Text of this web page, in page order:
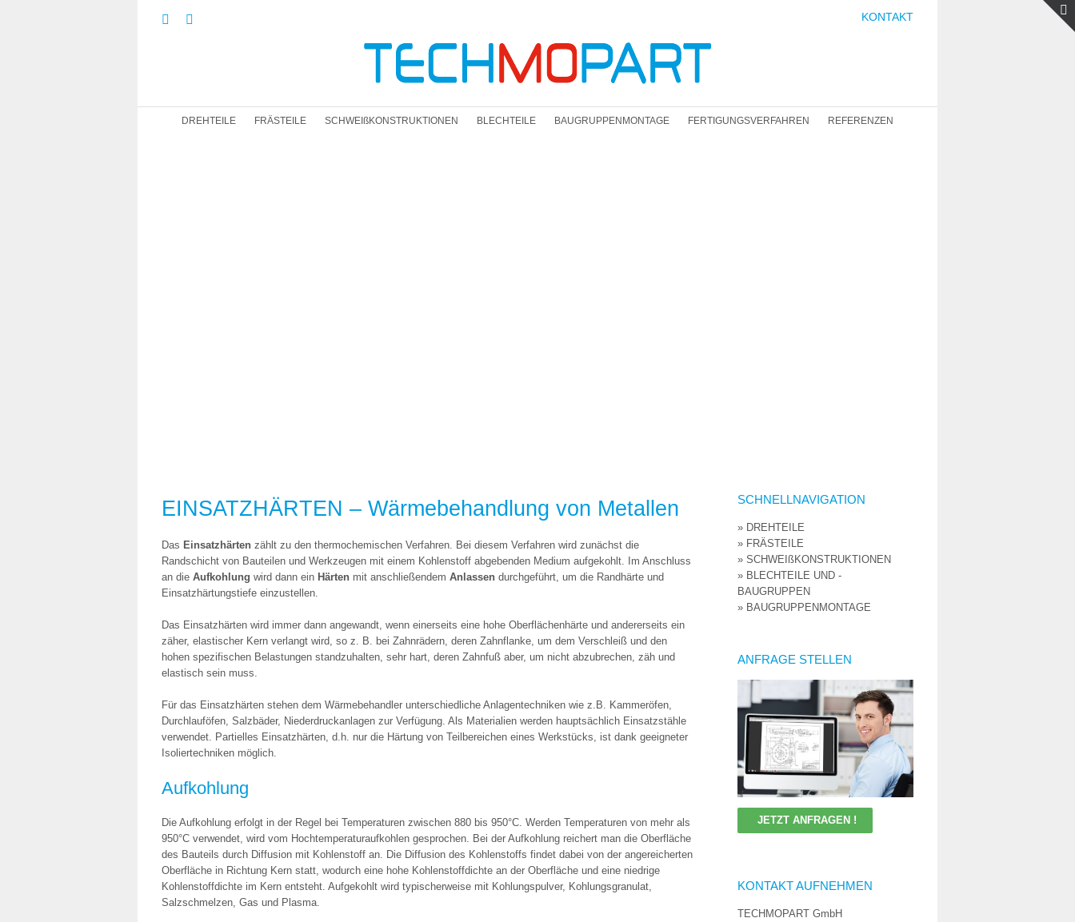
KONTAKT
DREHTEILE FRÄSTEILE SCHWEIßKONSTRUKTIONEN BLECHTEILE BAUGRUPPENMONTAGE FERTIGUNGSVERFAHREN REFERENZEN
EINSATZHÄRTEN – Wärmebehandlung von Metallen
Das Einsatzhärten zählt zu den thermochemischen Verfahren. Bei diesem Verfahren wird zunächst die
Randschicht von Bauteilen und Werkzeugen mit einem Kohlenstoff abgebenden Medium aufgekohlt. Im Anschluss
an die Aufkohlung wird dann ein Härten mit anschließendem Anlassen durchgeführt, um die Randhärte und
Einsatzhärtungstiefe einzustellen.
Das Einsatzhärten wird immer dann angewandt, wenn einerseits eine hohe Oberflächenhärte und andererseits ein
zäher, elastischer Kern verlangt wird, so z. B. bei Zahnrädern, deren Zahnflanke, um dem Verschleiß und den
hohen spezifischen Belastungen standzuhalten, sehr hart, deren Zahnfuß aber, um nicht abzubrechen, zäh und
elastisch sein muss.
Für das Einsatzhärten stehen dem Wärmebehandler unterschiedliche Anlagentechniken wie z.B. Kammeröfen,
Durchlauföfen, Salzbäder, Niederdruckanlagen zur Verfügung. Als Materialien werden hauptsächlich Einsatzstähle
verwendet. Partielles Einsatzhärten, d.h. nur die Härtung von Teilbereichen eines Werkstücks, ist dank geeigneter
Isoliertechniken möglich.
Aufkohlung
Die Aufkohlung erfolgt in der Regel bei Temperaturen zwischen 880 bis 950°C. Werden Temperaturen von mehr als
950°C verwendet, wird vom Hochtemperaturaufkohlen gesprochen. Bei der Aufkohlung reichert man die Oberfläche
des Bauteils durch Diffusion mit Kohlenstoff an. Die Diffusion des Kohlenstoffs findet dabei von der angereicherten
Oberfläche in Richtung Kern statt, wodurch eine hohe Kohlenstoffdichte an der Oberfläche und eine niedrige
Kohlenstoffdichte im Kern entsteht. Aufgekohlt wird typischerweise mit Kohlungspulver, Kohlungsgranulat,
Salzschmelzen, Gas und Plasma.
SCHNELLNAVIGATION
» DREHTEILE
» FRÄSTEILE
» SCHWEIßKONSTRUKTIONEN
» BLECHTEILE UND -
BAUGRUPPEN
» BAUGRUPPENMONTAGE
ANFRAGE STELLEN
JETZT ANFRAGEN !
KONTAKT AUFNEHMEN
TECHMOPART GmbH